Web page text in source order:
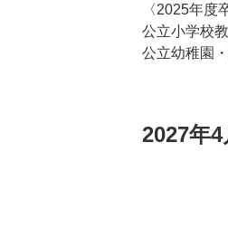
〈2025年
公立小学校
公立幼稚園
2027年